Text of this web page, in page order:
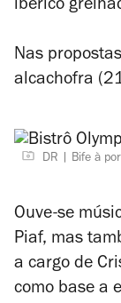
ibérico
Nas
alcachofra
DR Bife à
Ouve-se
Piaf, mas
a cargo de
como base a